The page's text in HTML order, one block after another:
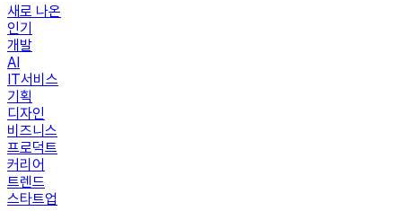
새로 나온
인기
개발
AI
IT서비스
기획
디자인
비즈니스
프로덕트
커리어
트렌드
스타트업